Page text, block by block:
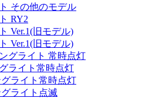
その他のモデル
RY2
Ver.1(旧モデル)
Ver.1(旧モデル)
グライト 常時点灯
ライト常時点灯
ライト常時点灯
ライト点滅